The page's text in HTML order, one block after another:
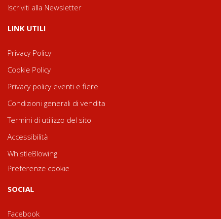
Iscriviti alla Newsletter
LINK UTILI
Privacy Policy
Cookie Policy
Privacy policy eventi e fiere
Condizioni generali di vendita
Termini di utilizzo del sito
Accessibilità
WhistleBlowing
Preferenze cookie
SOCIAL
Facebook